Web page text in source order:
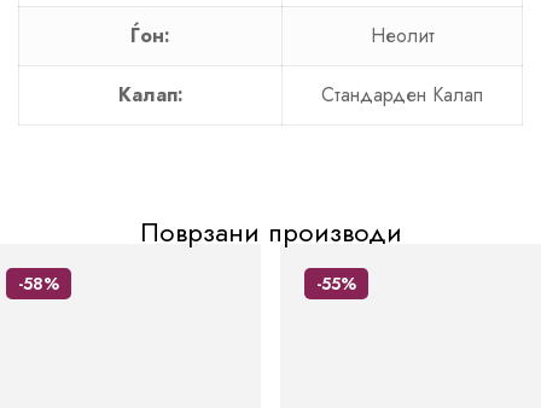
Ѓон: Неолит
Калап: Стандарден Калап
Поврзани производи
-58% -55%